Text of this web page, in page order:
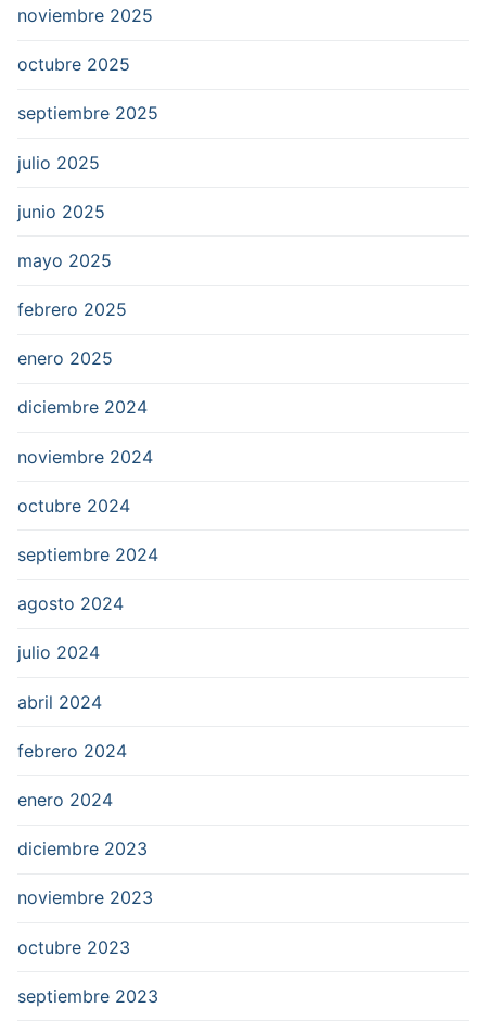
noviembre 2025
octubre 2025
septiembre 2025
julio 2025
junio 2025
mayo 2025
febrero 2025
enero 2025
diciembre 2024
noviembre 2024
octubre 2024
septiembre 2024
agosto 2024
julio 2024
abril 2024
febrero 2024
enero 2024
diciembre 2023
noviembre 2023
octubre 2023
septiembre 2023